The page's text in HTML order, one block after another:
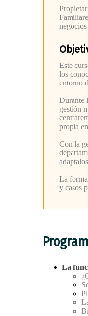
Este
los
entorno
Durante
gestión
propia
Con la
La
y casos
La